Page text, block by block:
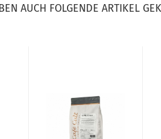
AUCH FOLGENDE ARTIKEL